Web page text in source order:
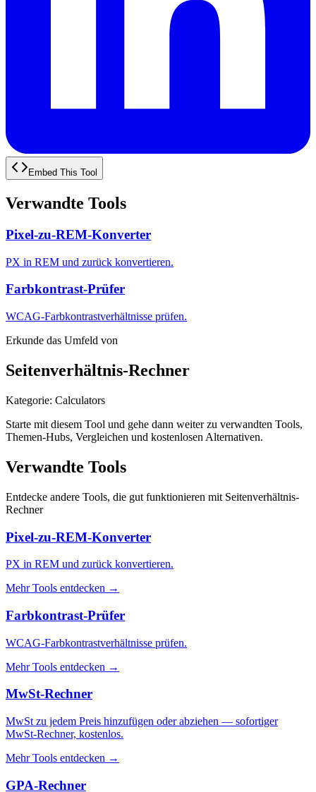
Embed This Tool
Verwandte Tools
Pixel-zu-REM-Konverter
PX in REM und zurück konvertieren.
Farbkontrast-Prüfer
WCAG-Farbkontrastverhältnisse prüfen.
Erkunde das Umfeld von
Seitenverhältnis-Rechner
Kategorie: Calculators
Starte mit diesem Tool und gehe dann weiter zu verwandten Tools,
Themen-Hubs, Vergleichen und kostenlosen Alternativen.
Verwandte Tools
Entdecke andere Tools, die gut funktionieren mit Seitenverhältnis-
Rechner
Pixel-zu-REM-Konverter
PX in REM und zurück konvertieren.
Mehr Tools entdecken →
Farbkontrast-Prüfer
WCAG-Farbkontrastverhältnisse prüfen.
Mehr Tools entdecken →
MwSt-Rechner
MwSt zu jedem Preis hinzufügen oder abziehen — sofortiger
MwSt-Rechner, kostenlos.
Mehr Tools entdecken →
GPA-Rechner